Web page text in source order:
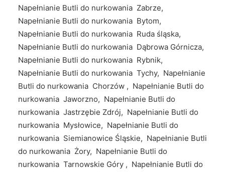
Napełnianie Butli do nurkowania Zabrze,
Napełnianie Butli do nurkowania Bytom,
Napełnianie Butli do nurkowania Ruda śląska,
Napełnianie Butli do nurkowania Dąbrowa Górnicza,
Napełnianie Butli do nurkowania Rybnik,
Napełnianie Butli do nurkowania Tychy, Napełnianie
Butli do nurkowania Chorzów , Napełnianie Butli do
nurkowania Jaworzno, Napełnianie Butli do
nurkowania Jastrzębie Zdrój, Napełnianie Butli do
nurkowania Mysłowice, Napełnianie Butli do
nurkowania Siemianowice Śląskie, Napełnianie Butli
do nurkowania Żory, Napełnianie Butli do
nurkowania Tarnowskie Góry , Napełnianie Butli do